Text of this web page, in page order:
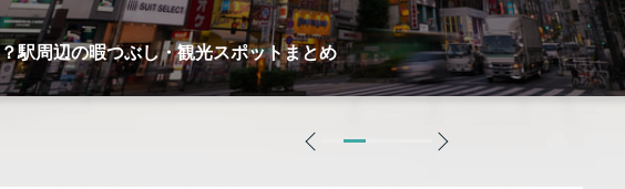
おすすめ観光スポット・近くの商業施設まとめ